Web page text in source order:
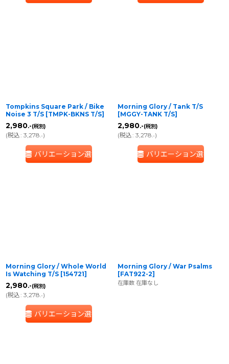
Tompkins Square Park / Bike
Noise 3 T/S [TMPK-BKNS T/S]
2,980.-(税別)
(税込: 3,278.-)
バリエーション選択
Morning Glory / Tank T/S
[MGGY-TANK T/S]
2,980.-(税別)
(税込: 3,278.-)
バリエーション選択
Morning Glory / Whole World
Is Watching T/S [154721]
2,980.-(税別)
(税込: 3,278.-)
バリエーション選択
Morning Glory / War Psalms
[FAT922-2]
在庫数 在庫なし